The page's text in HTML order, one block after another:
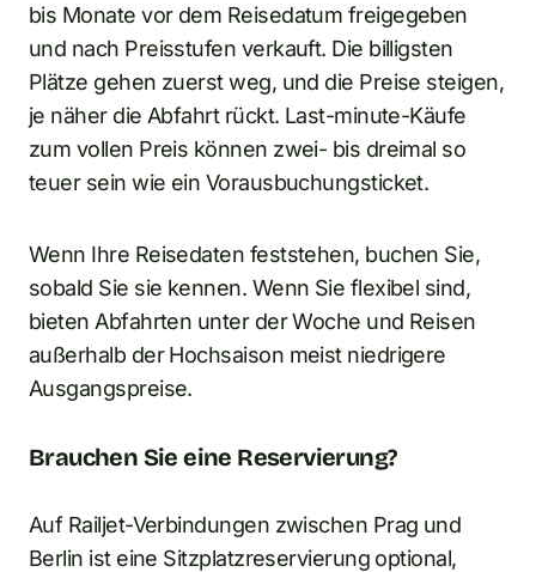
bis Monate vor dem Reisedatum freigegeben
und nach Preisstufen verkauft. Die billigsten
Plätze gehen zuerst weg, und die Preise steigen,
je näher die Abfahrt rückt. Last-minute-Käufe
zum vollen Preis können zwei- bis dreimal so
teuer sein wie ein Vorausbuchungsticket.
Wenn Ihre Reisedaten feststehen, buchen Sie,
sobald Sie sie kennen. Wenn Sie flexibel sind,
bieten Abfahrten unter der Woche und Reisen
außerhalb der Hochsaison meist niedrigere
Ausgangspreise.
Brauchen Sie eine Reservierung?
Auf Railjet-Verbindungen zwischen Prag und
Berlin ist eine Sitzplatzreservierung optional,